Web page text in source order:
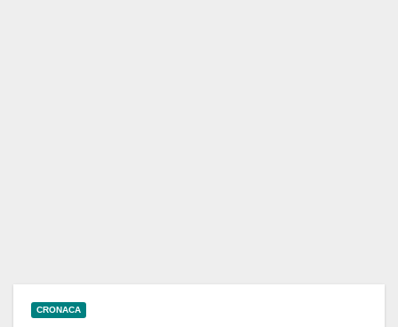
CRONACA